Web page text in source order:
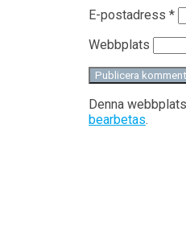
E-postadress *
Webbplats
Denna
bearbetas.